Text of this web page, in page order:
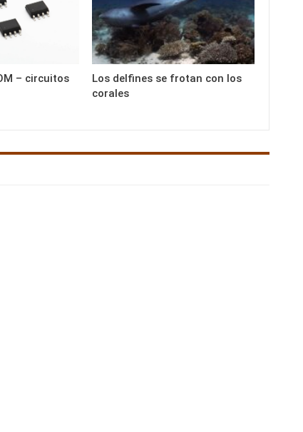
– circuitos
Los delfines se frotan con los
corales